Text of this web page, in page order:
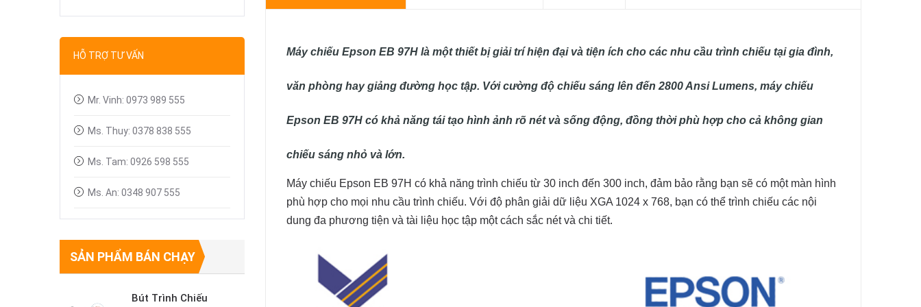
Bút trình chiếu
Linh kiện máy chiếu
HỖ TRỢ TƯ VẤN
Mr. Vinh: 0973 989 555
Ms. Thuy: 0378 838 555
Ms. Tam: 0926 598 555
Ms. An: 0348 907 555
SẢN PHẨM BÁN CHẠY
Bút Trình Chiếu
Máy chiếu Epson EB 97H là một thiết bị giải trí hiện đại và tiện ích cho các nhu cầu trình chiếu tại gia đình,
văn phòng hay giảng đường học tập. Với cường độ chiếu sáng lên đến 2800 Ansi Lumens, máy chiếu
Epson EB 97H có khả năng tái tạo hình ảnh rõ nét và sống động, đồng thời phù hợp cho cả không gian
chiếu sáng nhỏ và lớn.
Máy chiếu Epson EB 97H có khả năng trình chiếu từ 30 inch đến 300 inch, đảm bảo rằng bạn sẽ có một màn hình
phù hợp cho mọi nhu cầu trình chiếu. Với độ phân giải dữ liệu XGA 1024 x 768, bạn có thể trình chiếu các nội
dung đa phương tiện và tài liệu học tập một cách sắc nét và chi tiết.